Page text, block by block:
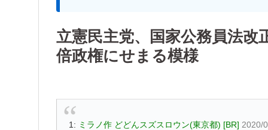
立憲民主党、国家公務員法改
倍政権にせまる模様
1: ミラノ作 どどんスズスロウン(東京都) [BR] 2020/